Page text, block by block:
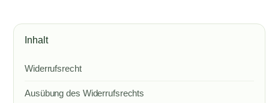
Inhalt
Widerrufsrecht
Ausübung des Widerrufsrechts